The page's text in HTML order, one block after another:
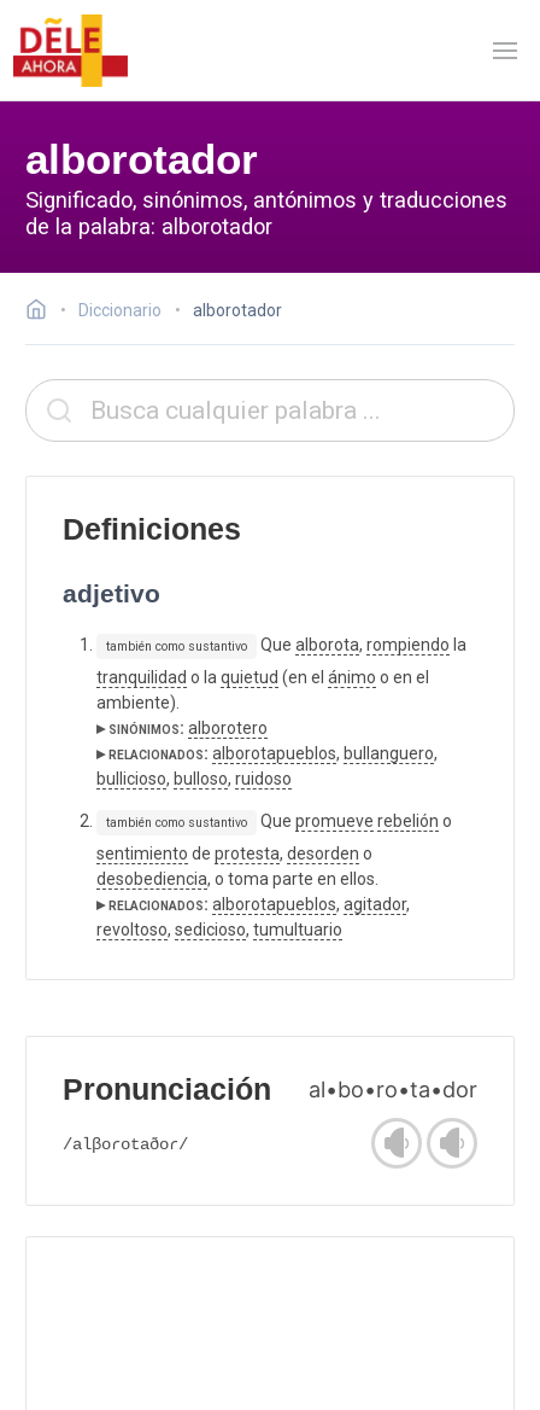
alborotador
Significado, sinónimos, antónimos y traducciones
de la palabra: alborotador
Diccionario alborotador
Definiciones
adjetivo
también como sustantivo Que alborota, rompiendo la
tranquilidad o la quietud (en el ánimo o en el
ambiente).
▸ sinónimos: alborotero
▸ relacionados: alborotapueblos, bullanguero,
bullicioso, bulloso, ruidoso
también como sustantivo Que promueve rebelión o
sentimiento de protesta, desorden o
desobediencia, o toma parte en ellos.
▸ relacionados: alborotapueblos, agitador,
revoltoso, sedicioso, tumultuario
Pronunciación al•bo•ro•ta•dor
/alβoɾotaðoɾ/